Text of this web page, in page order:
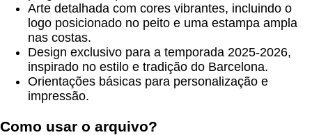
Arte detalhada com cores vibrantes, incluindo o
logo posicionado no peito e uma estampa ampla
nas costas.
Design exclusivo para a temporada 2025-2026,
inspirado no estilo e tradição do Barcelona.
Orientações básicas para personalização e
impressão.
Como usar o arquivo?